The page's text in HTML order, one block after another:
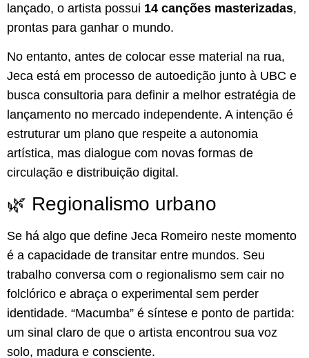
lançado, o artista possui 14 canções masterizadas,
prontas para ganhar o mundo.
No entanto, antes de colocar esse material na rua,
Jeca está em processo de autoedição junto à UBC e
busca consultoria para definir a melhor estratégia de
lançamento no mercado independente. A intenção é
estruturar um plano que respeite a autonomia
artística, mas dialogue com novas formas de
circulação e distribuição digital.
🌿 Regionalismo urbano
Se há algo que define Jeca Romeiro neste momento
é a capacidade de transitar entre mundos. Seu
trabalho conversa com o regionalismo sem cair no
folclórico e abraça o experimental sem perder
identidade. “Macumba” é síntese e ponto de partida:
um sinal claro de que o artista encontrou sua voz
solo, madura e consciente.